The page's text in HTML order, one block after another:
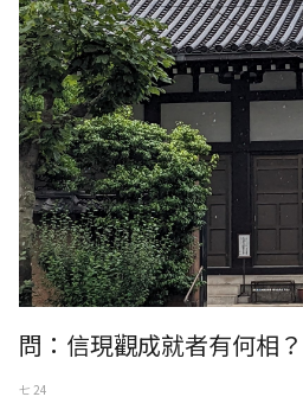
問：信現觀成就者有何相？
七 24